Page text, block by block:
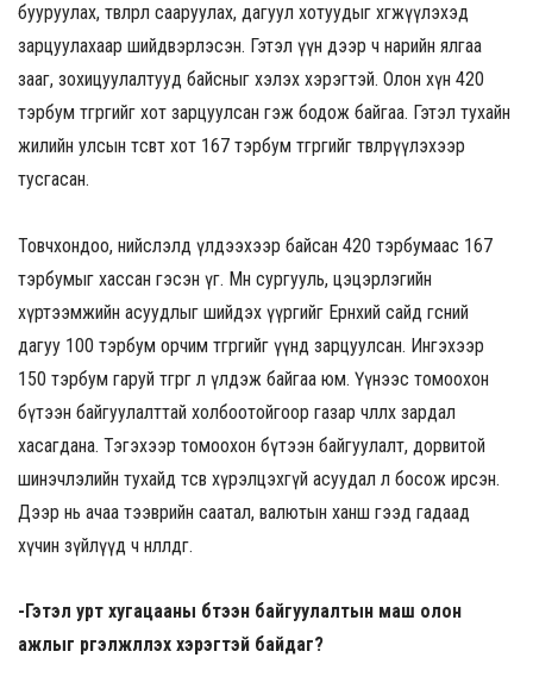
бууруулах, төвлөрөл сааруулах, дагуул хотуудыг хөгжүүлэхэд
зарцуулахаар шийдвэрлэсэн. Гэтэл үүн дээр ч нарийн ялгаа
зааг, зохицуулалтууд байсныг хэлэх хэрэгтэй. Олон хүн 420
тэрбум төгрөгийг хот зарцуулсан гэж бодож байгаа. Гэтэл тухайн
жилийн улсын төсөвт хот 167 тэрбум төгрөгийг төвлөрүүлэхээр
тусгасан.
Товчхондоо, нийслэлд үлдээхээр байсан 420 тэрбумаас 167
тэрбумыг хассан гэсэн үг. Мөн сургууль, цэцэрлэгийн
хүртээмжийн асуудлыг шийдэх үүргийг Ерөнхий сайд өгсний
дагуу 100 тэрбум орчим төгрөгийг үүнд зарцуулсан. Ингэхээр
150 тэрбум гаруй төгрөг л үлдэж байгаа юм. Үүнээс томоохон
бүтээн байгуулалттай холбоотойгоор газар чөлөөлөх зардал
хасагдана. Тэгэхээр томоохон бүтээн байгуулалт, дорвитой
шинэчлэлийн тухайд төсөв хүрэлцэхгүй асуудал л босож ирсэн.
Дээр нь ачаа тээврийн саатал, валютын ханш гээд гадаад
хүчин зүйлүүд ч нөлөөлдөг.
-Гэтэл урт хугацааны бүтээн байгуулалтын маш олон
ажлыг үргэлжлүүлэх хэрэгтэй байдаг?